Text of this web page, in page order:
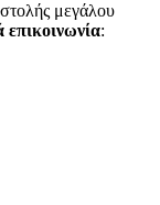
μεγάλου
επικοινωνία: